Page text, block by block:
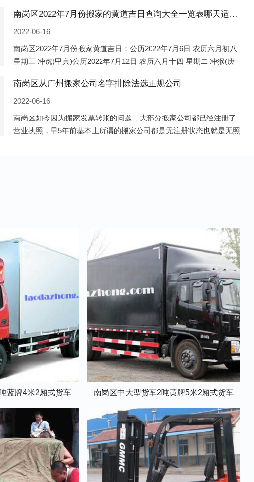
最多的，网上QQ微
南岗区2022年7月份搬家的黄道吉日查询大全一览表哪天适合搬家好日子
2022-06-16
南岗区2022年7月份搬家黄道吉日：公历2022年7月6日 农历六月初八
星期三 冲虎(甲寅)公历2022年7月12日 农历六月十四 星期二 冲猴(庚
南岗区从广州搬家公司名字排除法选正规公司
2022-06-16
南岗区如今因为搬家发票转账的问题，大部分搬家公司都已经注册了
营业执照，早5年前基本上所谓的搬家公司都是无注册状态也就是无照
蓝牌4米2厢式货车 南岗区中大型货车2吨黄牌5米2厢式货车